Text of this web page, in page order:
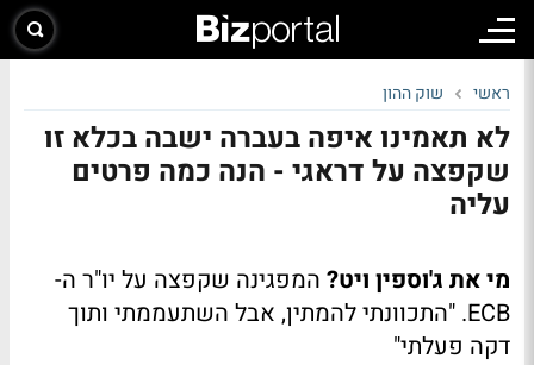
ראשי שוק ההון
לא תאמינו איפה בעברה ישבה בכלא זו
שקפצה על דראגי - הנה כמה פרטים
עליה
מי את ג'וספין ויט? המפגינה שקפצה על יו"ר ה-
ECB. "התכוונתי להמתין, אבל השתעממתי ותוך
דקה פעלתי"